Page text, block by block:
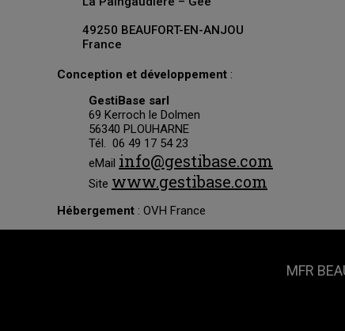
49250 BEAUFORT-EN-ANJOU
France
Conception et développement :
GestiBase sarl
69 Kerroch le Dolmen
56340 PLOUHARNE
Tél. 06 49 17 54 23
eMail info@gestibase.com
Site www.gestibase.com
Hébergement : OVH France
MFR